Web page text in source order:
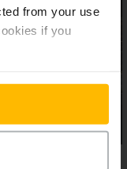
from your use
if you